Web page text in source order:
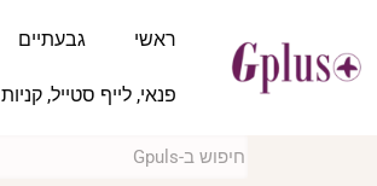
ראשי גבעתיים
פנאי, לייף סטייל, קניות